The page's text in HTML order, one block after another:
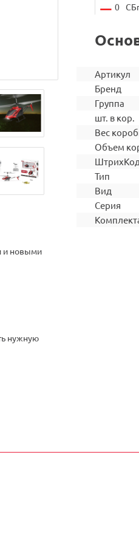
и новыми
нужную
0
Артикул
Бренд
Группа
шт. в кор.
Вес
Объем
ШтрихКод
Тип
Вид
Серия